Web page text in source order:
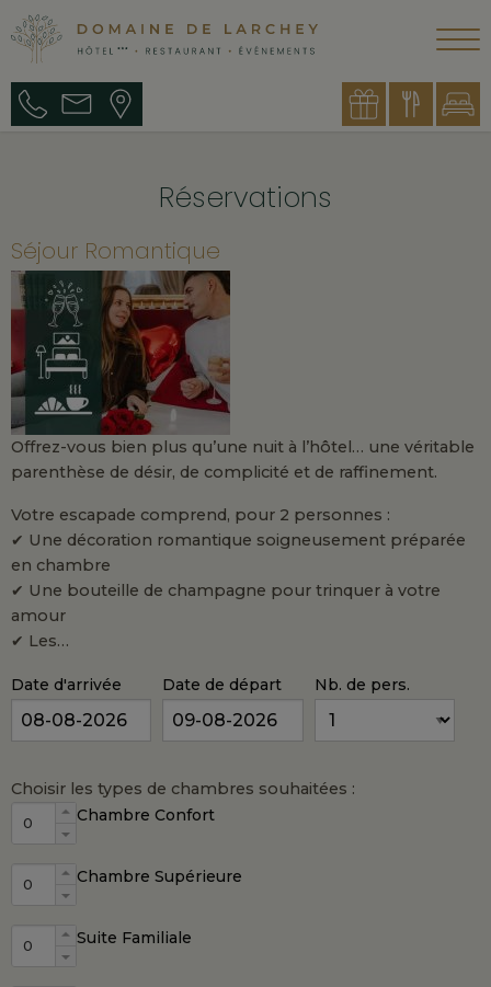
Réservations
Séjour Romantique
Offrez-vous bien plus qu’une nuit à l’hôtel… une véritable
parenthèse de désir, de complicité et de raffinement.
Votre escapade comprend, pour 2 personnes :
✔ Une décoration romantique soigneusement préparée
en chambre
✔ Une bouteille de champagne pour trinquer à votre
amour
✔ Les…
Date d'arrivée Date de départ Nb. de pers.
Choisir les types de chambres souhaitées :
Chambre Confort
Chambre Supérieure
Suite Familiale